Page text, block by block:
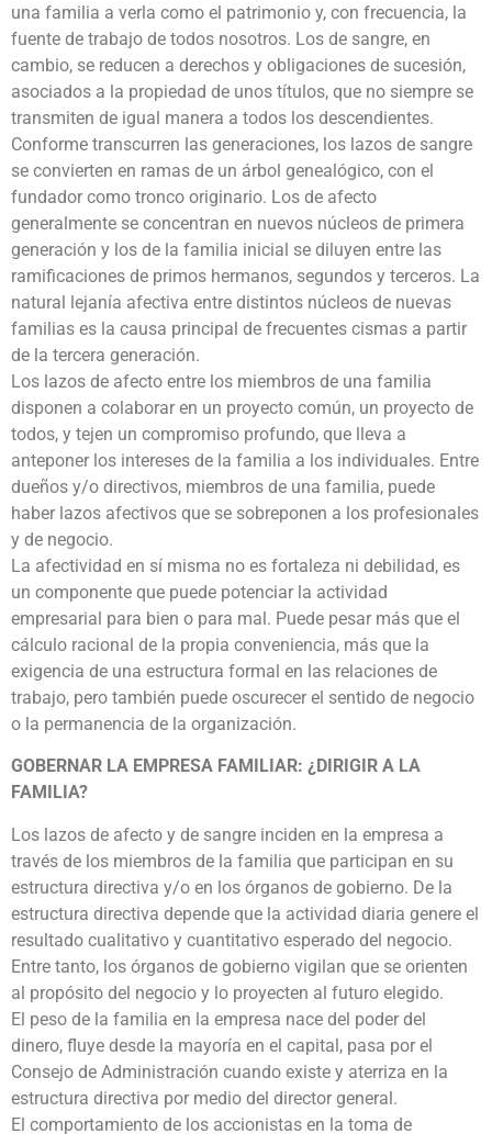
una familia a verla como el patrimonio y, con frecuencia, la
fuente de trabajo de todos nosotros. Los de sangre, en
cambio, se reducen a derechos y obligaciones de sucesión,
asociados a la propiedad de unos títulos, que no siempre se
transmiten de igual manera a todos los descendientes.
Conforme transcurren las generaciones, los lazos de sangre
se convierten en ramas de un árbol genealógico, con el
fundador como tronco originario. Los de afecto
generalmente se concentran en nuevos núcleos de primera
generación y los de la familia inicial se diluyen entre las
ramificaciones de primos hermanos, segundos y terceros. La
natural lejanía afectiva entre distintos núcleos de nuevas
familias es la causa principal de frecuentes cismas a partir
de la tercera generación.
Los lazos de afecto entre los miembros de una familia
disponen a colaborar en un proyecto común, un proyecto de
todos, y tejen un compromiso profundo, que lleva a
anteponer los intereses de la familia a los individuales. Entre
dueños y/o directivos, miembros de una familia, puede
haber lazos afectivos que se sobreponen a los profesionales
y de negocio.
La afectividad en sí misma no es fortaleza ni debilidad, es
un componente que puede potenciar la actividad
empresarial para bien o para mal. Puede pesar más que el
cálculo racional de la propia conveniencia, más que la
exigencia de una estructura formal en las relaciones de
trabajo, pero también puede oscurecer el sentido de negocio
o la permanencia de la organización.
GOBERNAR LA EMPRESA FAMILIAR: ¿DIRIGIR A LA
FAMILIA?
Los lazos de afecto y de sangre inciden en la empresa a
través de los miembros de la familia que participan en su
estructura directiva y/o en los órganos de gobierno. De la
estructura directiva depende que la actividad diaria genere el
resultado cualitativo y cuantitativo esperado del negocio.
Entre tanto, los órganos de gobierno vigilan que se orienten
al propósito del negocio y lo proyecten al futuro elegido.
El peso de la familia en la empresa nace del poder del
dinero, fluye desde la mayoría en el capital, pasa por el
Consejo de Administración cuando existe y aterriza en la
estructura directiva por medio del director general.
El comportamiento de los accionistas en la toma de